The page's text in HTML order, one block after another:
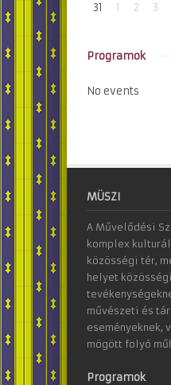
31
1 2 3
Programok
No events
MÜSZI
A Művelődési
komplex
közösségi tér,
helyet közösségi
művészeti és
eseményeknek,
mögött folyó
Programok